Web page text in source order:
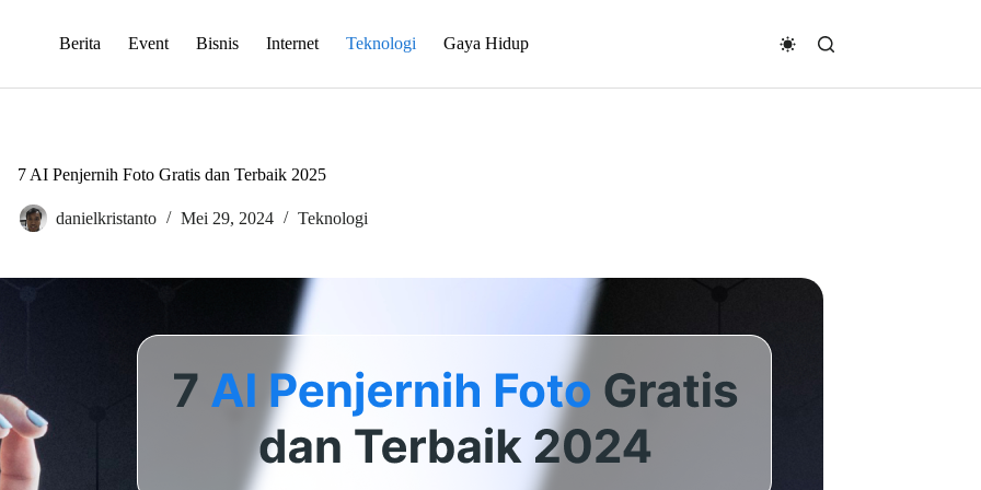
Berita Event Bisnis Internet Teknologi Gaya Hidup
7 AI Penjernih Foto Gratis dan Terbaik 2025
danielkristanto Mei 29, 2024 Teknologi